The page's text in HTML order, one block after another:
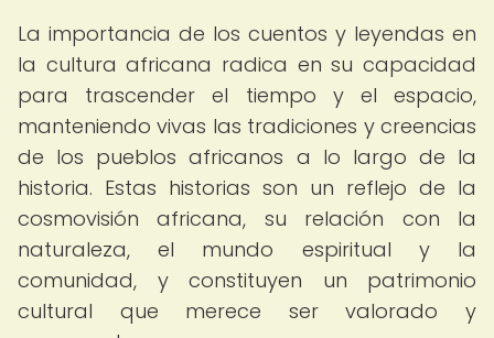
La importancia de los cuentos y leyendas en
la cultura africana radica en su capacidad
para trascender el tiempo y el espacio,
manteniendo vivas las tradiciones y creencias
de los pueblos africanos a lo largo de la
historia. Estas historias son un reflejo de la
cosmovisión africana, su relación con la
naturaleza, el mundo espiritual y la
comunidad, y constituyen un patrimonio
cultural que merece ser valorado y